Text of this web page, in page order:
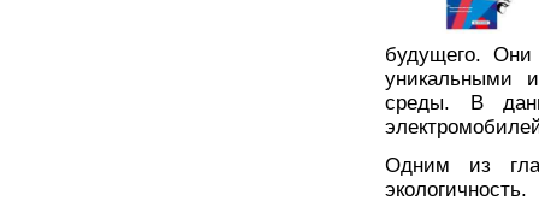
будущего.
уникальными
среды. В
Одним из